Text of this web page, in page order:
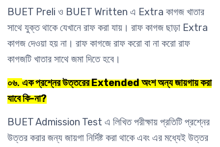
BUET Preli ও BUET Written এ Extra কাগজ খাতার
সাথে যুক্ত থাকে যেখানে রাফ করা যায়। রাফ কাগজ ছাড়া Extra
কাগজ দেওয়া হয় না। রাফ কাগজে রাফ করো বা না করো রাফ
কাগজটি খাতার সাথে জমা দিতে হবে।
০৬. এক প্রশ্নের উত্তরের Extended অংশ অন্য জায়গায় করা
যাবে কি-না?
BUET Admission Test এ লিখিত পরীক্ষায় প্রতিটি প্রশ্নের
উত্তর করার জন্য জায়গা নির্দিষ্ট করা থাকে এবং এর মধ্যেই উত্তর